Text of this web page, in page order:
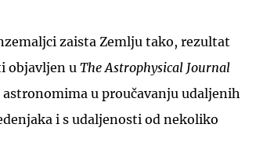
zaista Zemlju tako, rezultat
objavljen u The Astrophysical Journal
u proučavanju udaljenih
i s udaljenosti od nekoliko